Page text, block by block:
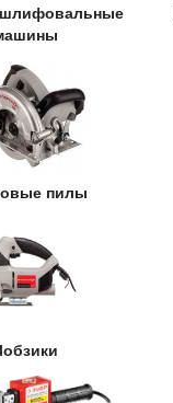
пилы